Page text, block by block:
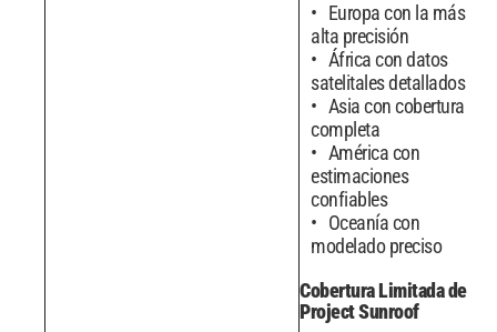
Europa con la más
alta precisión
África con datos
satelitales detallados
Asia con cobertura
completa
América con
estimaciones
confiables
Oceanía con
modelado preciso
Cobertura Limitada de
Project Sunroof